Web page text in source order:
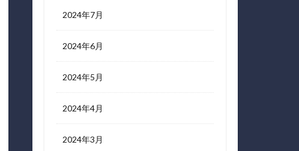
2024年7月
2024年6月
2024年5月
2024年4月
2024年3月